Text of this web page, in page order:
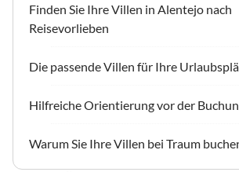
Finden Sie Ihre Villen in Alentejo nach
Reisevorlieben
Die passende Villen für Ihre
Hilfreiche Orientierung vor der
Warum Sie Ihre Villen bei Traum